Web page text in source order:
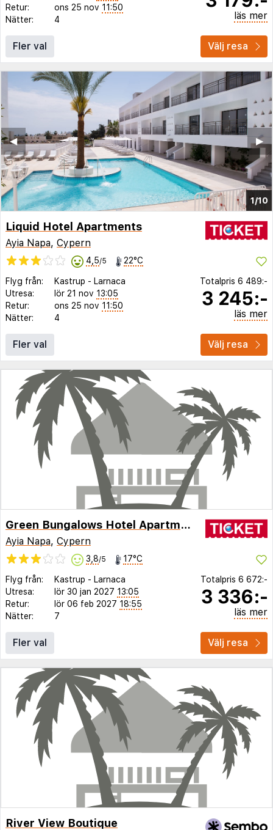
Retur: ons 25 nov 11:50
Nätter:
4 läs mer
Fler val Välj resa
1/10
▶︎
◀︎
Liquid Hotel Apartments
Ayia Napa, Cypern
4,5/5 22°C
Flyg från: Kastrup - Larnaca
Utresa:
lör 21 nov 13:05
Retur:
ons 25 nov 11:50
Nätter:
4
Totalpris 6 489:-
3 245:-
läs mer
Fler val Välj resa
Green Bungalows Hotel Apartments
Ayia Napa, Cypern
3,8/5 17°C
Flyg från: Kastrup - Larnaca
Utresa:
lör 30 jan 2027 13:05
Retur:
lör 06 feb 2027 18:55
Nätter:
7
Totalpris 6 672:-
3 336:-
läs mer
Fler val Välj resa
River View Boutique